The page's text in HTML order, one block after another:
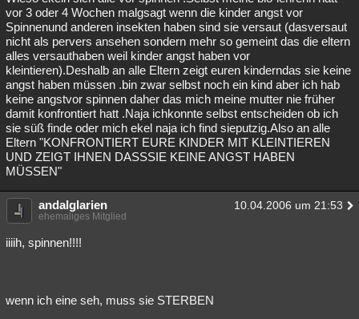
vor 3 oder 4 Wochen malgsagt wenn die kinder angst vor
Spinnenund anderen insekten haben sind sie versaut (dasversaut
nicht als pervers ansehen sondern mehr so gemeint das die eltern
alles versauthaben weil kinder angst haben vor
kleintieren).Deshalb an alle Eltern zeigt euren kinderndas sie keine
angst haben müssen .bin zwar selbst noch ein kind aber ich hab
keine angstvor spinnen daher das mich meine mutter nie früher
damit konfrontiert hatt .Naja ichkonnte selbst entscheiden ob ich
sie süß finde oder mich ekel naja ich find sieputzig.Also an alle
Eltern "KONFRONTIERT EURE KINDER MIT KLEINTIEREN
UND ZEIGT IHNEN DASSSIE KEINE ANGST HABEN
MÜSSEN"
andalglarien 10.04.2006 um 21:53
ehemaliges Mitglied
iiiih, spinnen!!!!
wenn ich eine seh, muss sie STERBEN